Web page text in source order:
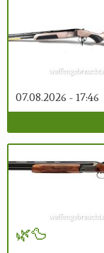
07.08.2026 - 17:46
🌿🦆